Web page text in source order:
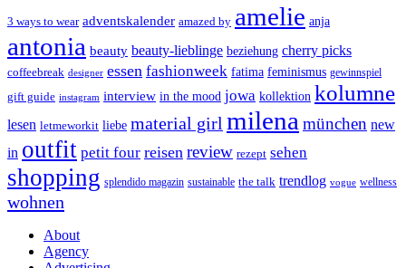
3 ways to wear adventskalender amazed by amelie anja
antonia beauty beauty-lieblinge beziehung cherry picks
coffeebreak designer essen fashionweek fatima feminismus gewinnspiel
gift guide instagram interview in the mood jowa kollektion kolumne
lesen letmeworkit liebe material girl milena münchen new
in outfit petit four reisen review rezept sehen
shopping splendido magazin sustainable the talk trendlog vogue wellness
wohnen
About
Agency